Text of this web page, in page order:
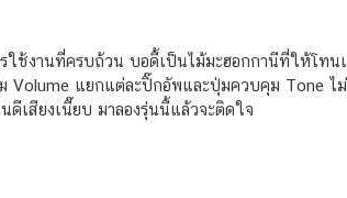
ใช้งานที่ครบถ้วน บอดี้เป็นไม้มะฮอกกานีที่ให้โทน
แยกแต่ละปิ๊กอัพและปุ่มควบคุม Tone ไ
เสียงเนี๊ยบ มาลองรุ่นนี้แล้วจะติดใจ